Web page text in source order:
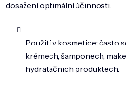
dosažení optimální účinnosti.
Použití v kosmetice: často
krémech, šamponech,
hydratačních produktech.